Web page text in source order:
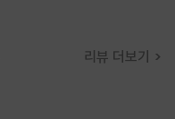
리뷰 더보기 >